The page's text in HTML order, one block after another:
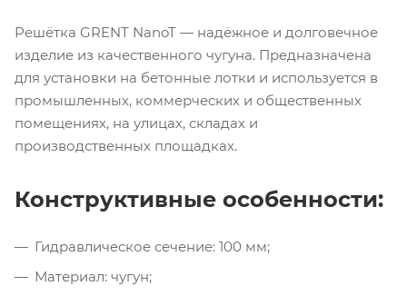
Решётка GRENT NanoT — надёжное и долговечное
изделие из качественного чугуна. Предназначена
для установки на бетонные лотки и используется в
промышленных, коммерческих и общественных
помещениях, на улицах, складах и
производственных площадках.
Конструктивные особенности:
Гидравлическое сечение: 100 мм;
Материал: чугун;